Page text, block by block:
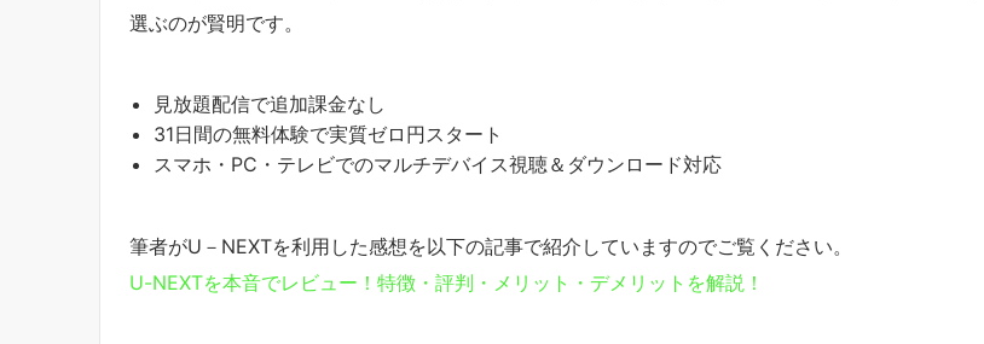
選ぶのが賢明です。
見放題配信で追加課金なし
31日間の無料体験で実質ゼロ円スタート
スマホ・PC・テレビでのマルチデバイス視聴＆ダウンロード対応
筆者がU－NEXTを利用した感想を以下の記事で紹介していますのでご覧ください。
U-NEXTを本音でレビュー！特徴・評判・メリット・デメリットを解説！